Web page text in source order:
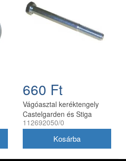
660 Ft
Vágóasztal keréktengely
Castelgarden és Stiga
fűnyíró traktorhoz 8x80 mm
112692050/0